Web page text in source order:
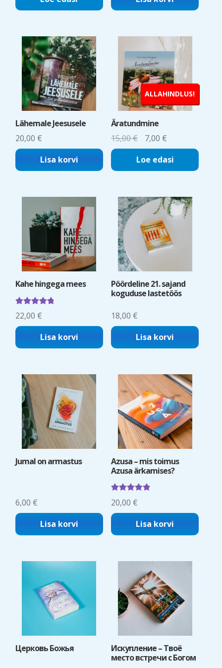
Lähemale Jeesusele
20,00 €
Lisa korvi
ALLAHINDLUS!
Äratundmine
15,00€
Algne
hind
oli:
7,00 €Current
price
is:
Loe edasi
Kahe hingega mees
5.00
22,00 €
Lisa korvi
Pöördeline 21. sajand
koguduse lastetöös
18,00 €
Lisa korvi
Jumal on armastus
6,00 €
Lisa korvi
Azusa – mis toimus
Azusa ärkamises?
5.00
20,00 €
Lisa korvi
Церковь Божья
Искупление – Твоё
место встречи с Богом